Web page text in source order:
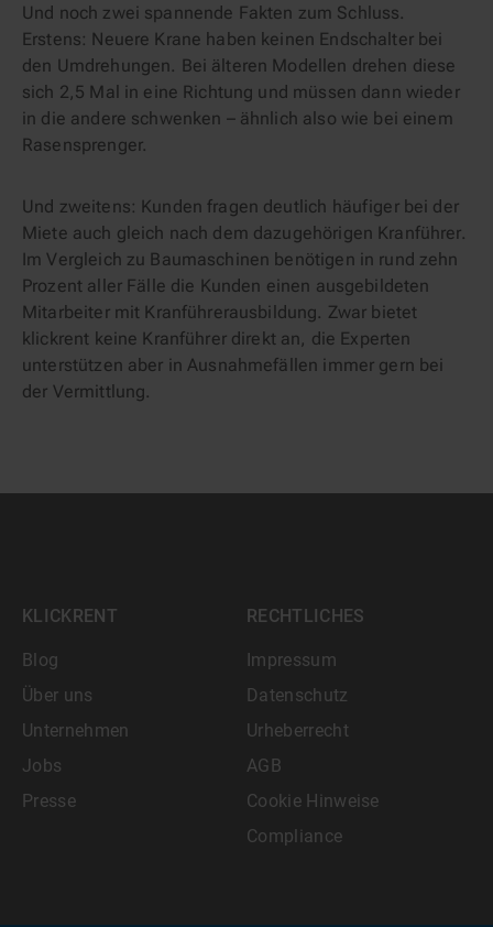
Und noch zwei spannende Fakten zum Schluss.
Erstens: Neuere Krane haben keinen Endschalter bei
den Umdrehungen. Bei älteren Modellen drehen diese
sich 2,5 Mal in eine Richtung und müssen dann wieder
in die andere schwenken – ähnlich also wie bei einem
Rasensprenger.
Und zweitens: Kunden fragen deutlich häufiger bei der
Miete auch gleich nach dem dazugehörigen Kranführer.
Im Vergleich zu Baumaschinen benötigen in rund zehn
Prozent aller Fälle die Kunden einen ausgebildeten
Mitarbeiter mit Kranführerausbildung. Zwar bietet
klickrent keine Kranführer direkt an, die Experten
unterstützen aber in Ausnahmefällen immer gern bei
der Vermittlung.
KLICKRENT
Blog
Über uns
Unternehmen
Jobs
Presse
RECHTLICHES
Impressum
Datenschutz
Urheberrecht
AGB
Cookie Hinweise
Compliance